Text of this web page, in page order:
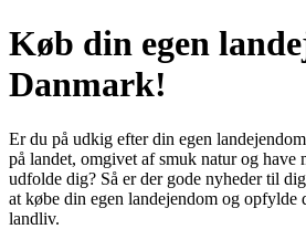
Køb din egen
Danmark!
Er du på udkig efter din egen
på landet, omgivet af smuk natur og have
udfolde dig? Så er der gode nyheder til
at købe din egen landejendom og opfylde
landliv.